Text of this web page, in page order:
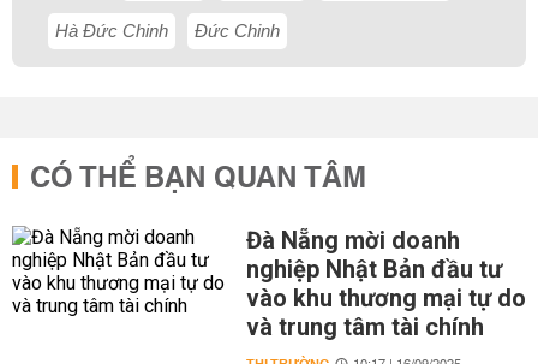
Hà Đức Chinh Đức Chinh
CÓ THỂ BẠN QUAN TÂM
Đà Nẵng mời doanh
nghiệp Nhật Bản đầu tư
vào khu thương mại tự do
và trung tâm tài chính